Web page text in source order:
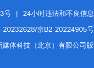
号 |
24小时违法和不良信
20232628/京B2-20224905号
体科技（北京）有限公司